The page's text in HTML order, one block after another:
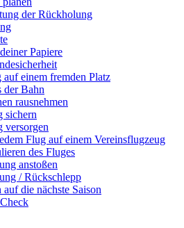
der Rückholung
Papiere
auf einem fremden Platz
der Bahn
rausnehmen
sichern
versorgen
Flug auf einem Vereinsflugzeug
des Fluges
anstoßen
/ Rückschlepp
die nächste Saison